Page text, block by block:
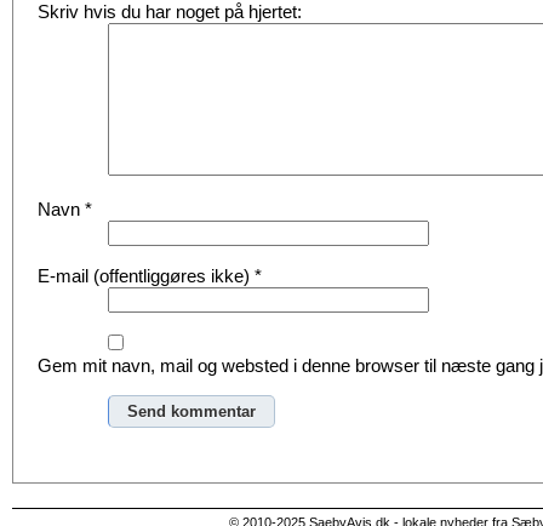
Skriv hvis du har noget på hjertet:
Navn *
E-mail (offentliggøres ikke) *
Gem mit navn, mail og websted i denne browser til næste gang
© 2010-2025 SaebyAvis.dk - lokale nyheder fra